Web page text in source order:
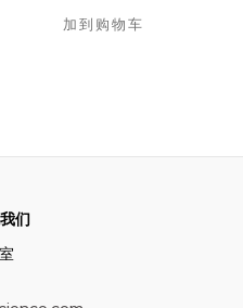
加到购物车
们